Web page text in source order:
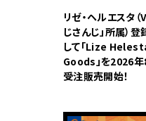
リゼ・ヘルエスタ
じさんじ」所属）
して「Lize
Goods」を2026
受注販売開始！